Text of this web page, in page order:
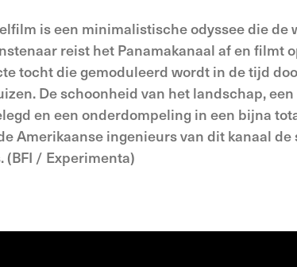
is een minimalistische odyssee die de
reist het Panamakanaal af en filmt
tocht die gemoduleerd wordt in de tijd
De schoonheid van het landschap,
en een onderdompeling in een bijna
Amerikaanse ingenieurs van dit kanaal
(BFI / Experimenta)